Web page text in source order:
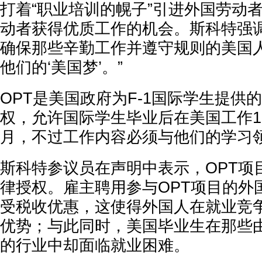
打着“职业培训的幌子”引进外国劳动
动者获得优质工作的机会。斯科特强
确保那些辛勤工作并遵守规则的美国
他们的‘美国梦’。”
OPT是美国政府为F-1国际学生提供
权，允许国际学生毕业后在美国工作
月，不过工作内容必须与他们的学习
斯科特参议员在声明中表示，OPT项
律授权。雇主聘用参与OPT项目的外
受税收优惠，这使得外国人在就业竞
优势；与此同时，美国毕业生在那些
的行业中却面临就业困难。